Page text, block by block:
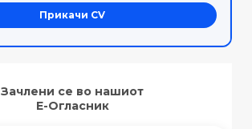
Прикачи CV
Зачлени се во нашиот
Е-Огласник